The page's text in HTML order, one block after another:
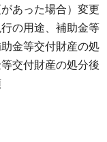
あった場合）変更
の用途、補助金等
金等交付財産の処
交付財産の処分後